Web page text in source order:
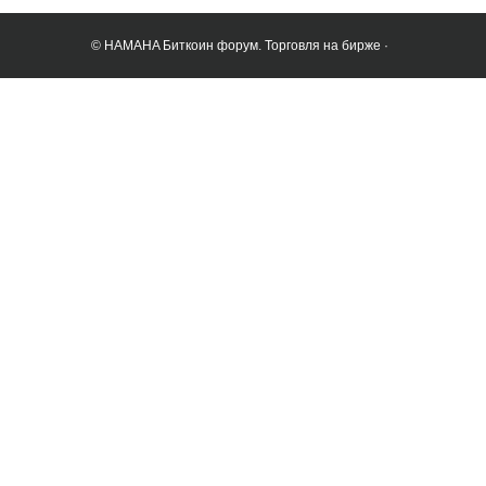
© HAMAHA Биткоин форум. Торговля на бирже ·